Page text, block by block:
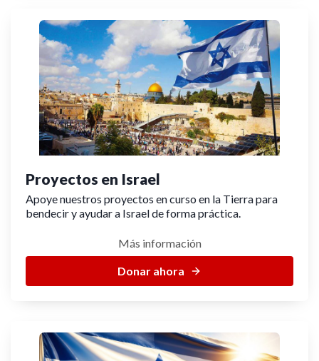
Proyectos en Israel
Apoye nuestros proyectos en curso en la Tierra para
bendecir y ayudar a Israel de forma práctica.
Más información
Donar ahora